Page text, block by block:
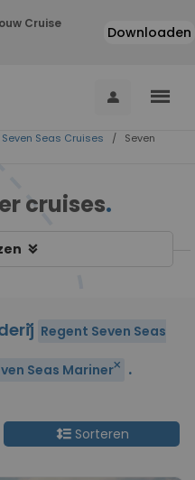
Cruise
Downloaden
person menu
Seas Cruises / Seven
cruises.
keyboard_double_arrow_down
Regent Seven Seas
close
Seas Marinerclose .
format_line_spacingSorteren